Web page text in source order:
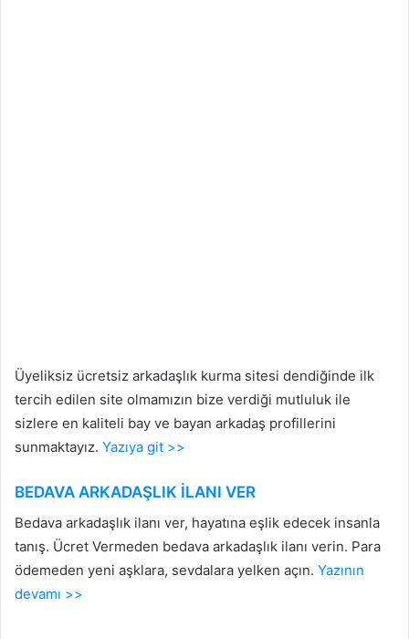
Üyeliksiz ücretsiz arkadaşlık kurma sitesi dendiğinde ilk
tercih edilen site olmamızın bize verdiği mutluluk ile
sizlere en kaliteli bay ve bayan arkadaş profillerini
sunmaktayız. Yazıya git >>
BEDAVA ARKADAŞLIK İLANI VER
Bedava arkadaşlık ilanı ver, hayatına eşlik edecek insanla
tanış. Ücret Vermeden bedava arkadaşlık ilanı verin. Para
ödemeden yeni aşklara, sevdalara yelken açın. Yazının
devamı >>